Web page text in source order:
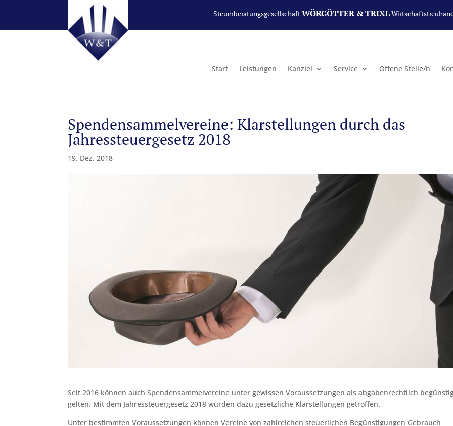
SteuerberatungsgesellschaftWÖRGÖTTER & TRIXL
Start Leistungen Kanzlei Service Offene Stelle/n
Spendensammelvereine: Klarstellungen durch das
Jahressteuergesetz 2018
19. Dez. 2018
Seit 2016 können auch Spendensammelvereine unter gewissen Voraussetzungen als abgabenrechtlich
gelten. Mit dem Jahressteuergesetz 2018 wurden dazu gesetzliche Klarstellungen getroffen.
Unter bestimmten Voraussetzungen können Vereine von zahlreichen steuerlichen Begünstigungen Gebrauch